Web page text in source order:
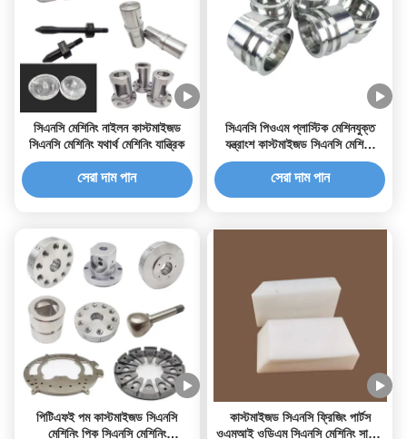
সিএনসি মেশিনিং নাইলন কাস্টমাইজড
সিএনসি মেশিনিং যথার্থ মেশিনিং যান্ত্রিক
সেরা দাম পান
সিএনসি পিওএম প্লাস্টিক মেশিনযুক্ত
যন্ত্রাংশ কাস্টমাইজড সিএনসি মেশিনিং
পরিষেবা
সেরা দাম পান
পিটিএফই পম কাস্টমাইজড সিএনসি
মেশিনিং পিক সিএনসি মেশিনিং
কাস্টমাইজড সিএনসি ফ্রিজিং পার্টস
ওএমআই ওডিএম সিএনসি মেশিনিং সার্ভিস